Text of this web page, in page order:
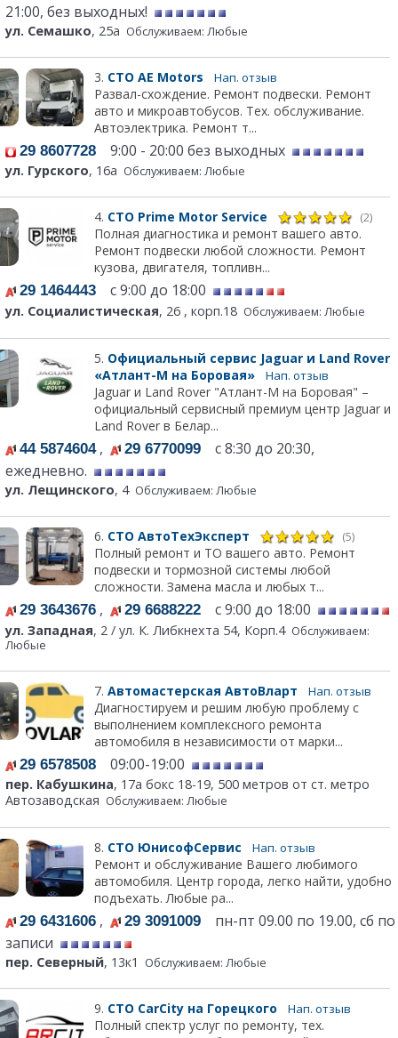
21:00, без выходных!
ул. Семашко, 25а Обслуживаем: Любые
3. СТО АЕ Моtors Нап. отзыв
Развал-схождение. Ремонт подвески. Ремонт
авто и микроавтобусов. Тех. обслуживание.
Автоэлектрика. Ремонт т...
29 8607728 9:00 - 20:00 без выходных
ул. Гурского, 16а Обслуживаем: Любые
4. СТО Prime Motor Service (2)
Полная диагностика и ремонт вашего авто.
Ремонт подвески любой сложности. Ремонт
кузова, двигателя, топливн...
29 1464443 с 9:00 до 18:00
ул. Социалистическая, 26 , корп.18 Обслуживаем: Любые
5. Официальный сервис Jaguar и Land Rover
«Атлант-М на Боровая»
Нап. отзыв
Jaguar и Land Rover "Атлант-М на Боровая" –
официальный сервисный премиум центр Jaguar и
Land Rover в Белар...
44 5874604, 29 6770099 с 8:30 до 20:30,
ежедневно.
ул. Лещинского, 4 Обслуживаем: Любые
6. СТО АвтоТехЭксперт (5)
Полный ремонт и ТО вашего авто. Ремонт
подвески и тормозной системы любой
сложности. Замена масла и любых т...
29 3643676 , 29 6688222 с 9:00 до 18:00
ул. Западная, 2 / ул. К. Либкнехта 54, Корп.4 Обслуживаем:
Любые
7. Автомастерская АвтоВларт Нап. отзыв
Диагностируем и решим любую проблему с
выполнением комплексного ремонта
автомобиля в независимости от марки...
29 6578508 09:00-19:00
пер. Кабушкина, 17а бокс 18-19, 500 метров от ст. метро
Автозаводская Обслуживаем: Любые
8. СТО ЮнисофСервис Нап. отзыв
Ремонт и обслуживание Вашего любимого
автомобиля. Центр города, легко найти, удобно
подъехать. Любые ра...
29 6431606 , 29 3091009 пн-пт 09.00 по 19.00, сб по
записи
пер. Северный, 13к1 Обслуживаем: Любые
9. СТО CarCity на Горецкого Нап. отзыв
Полный спектр услуг по ремонту, тех.